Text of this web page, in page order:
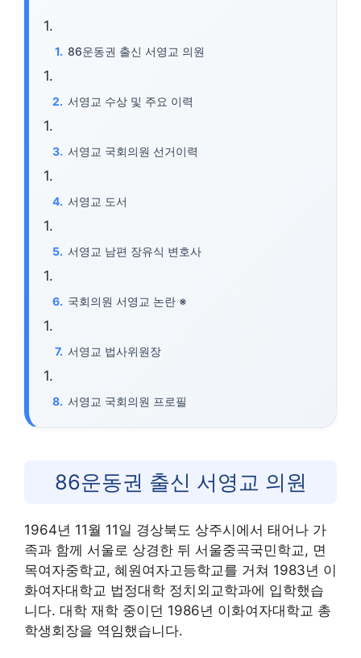
86운동권 출신 서영교 의원
서영교 수상 및 주요 이력
서영교 국회의원 선거이력
서영교 도서
서영교 남편 장유식 변호사
국회의원 서영교 논란 ※
서영교 법사위원장
서영교 국회의원 프로필
86운동권 출신 서영교 의원
1964년 11월 11일 경상북도 상주시에서 태어나 가
족과 함께 서울로 상경한 뒤 서울중곡국민학교, 면
목여자중학교, 혜원여자고등학교를 거쳐 1983년 이
화여자대학교 법정대학 정치외교학과에 입학했습
니다. 대학 재학 중이던 1986년 이화여자대학교 총
학생회장을 역임했습니다.